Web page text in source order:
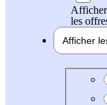
les
Afficher
Date